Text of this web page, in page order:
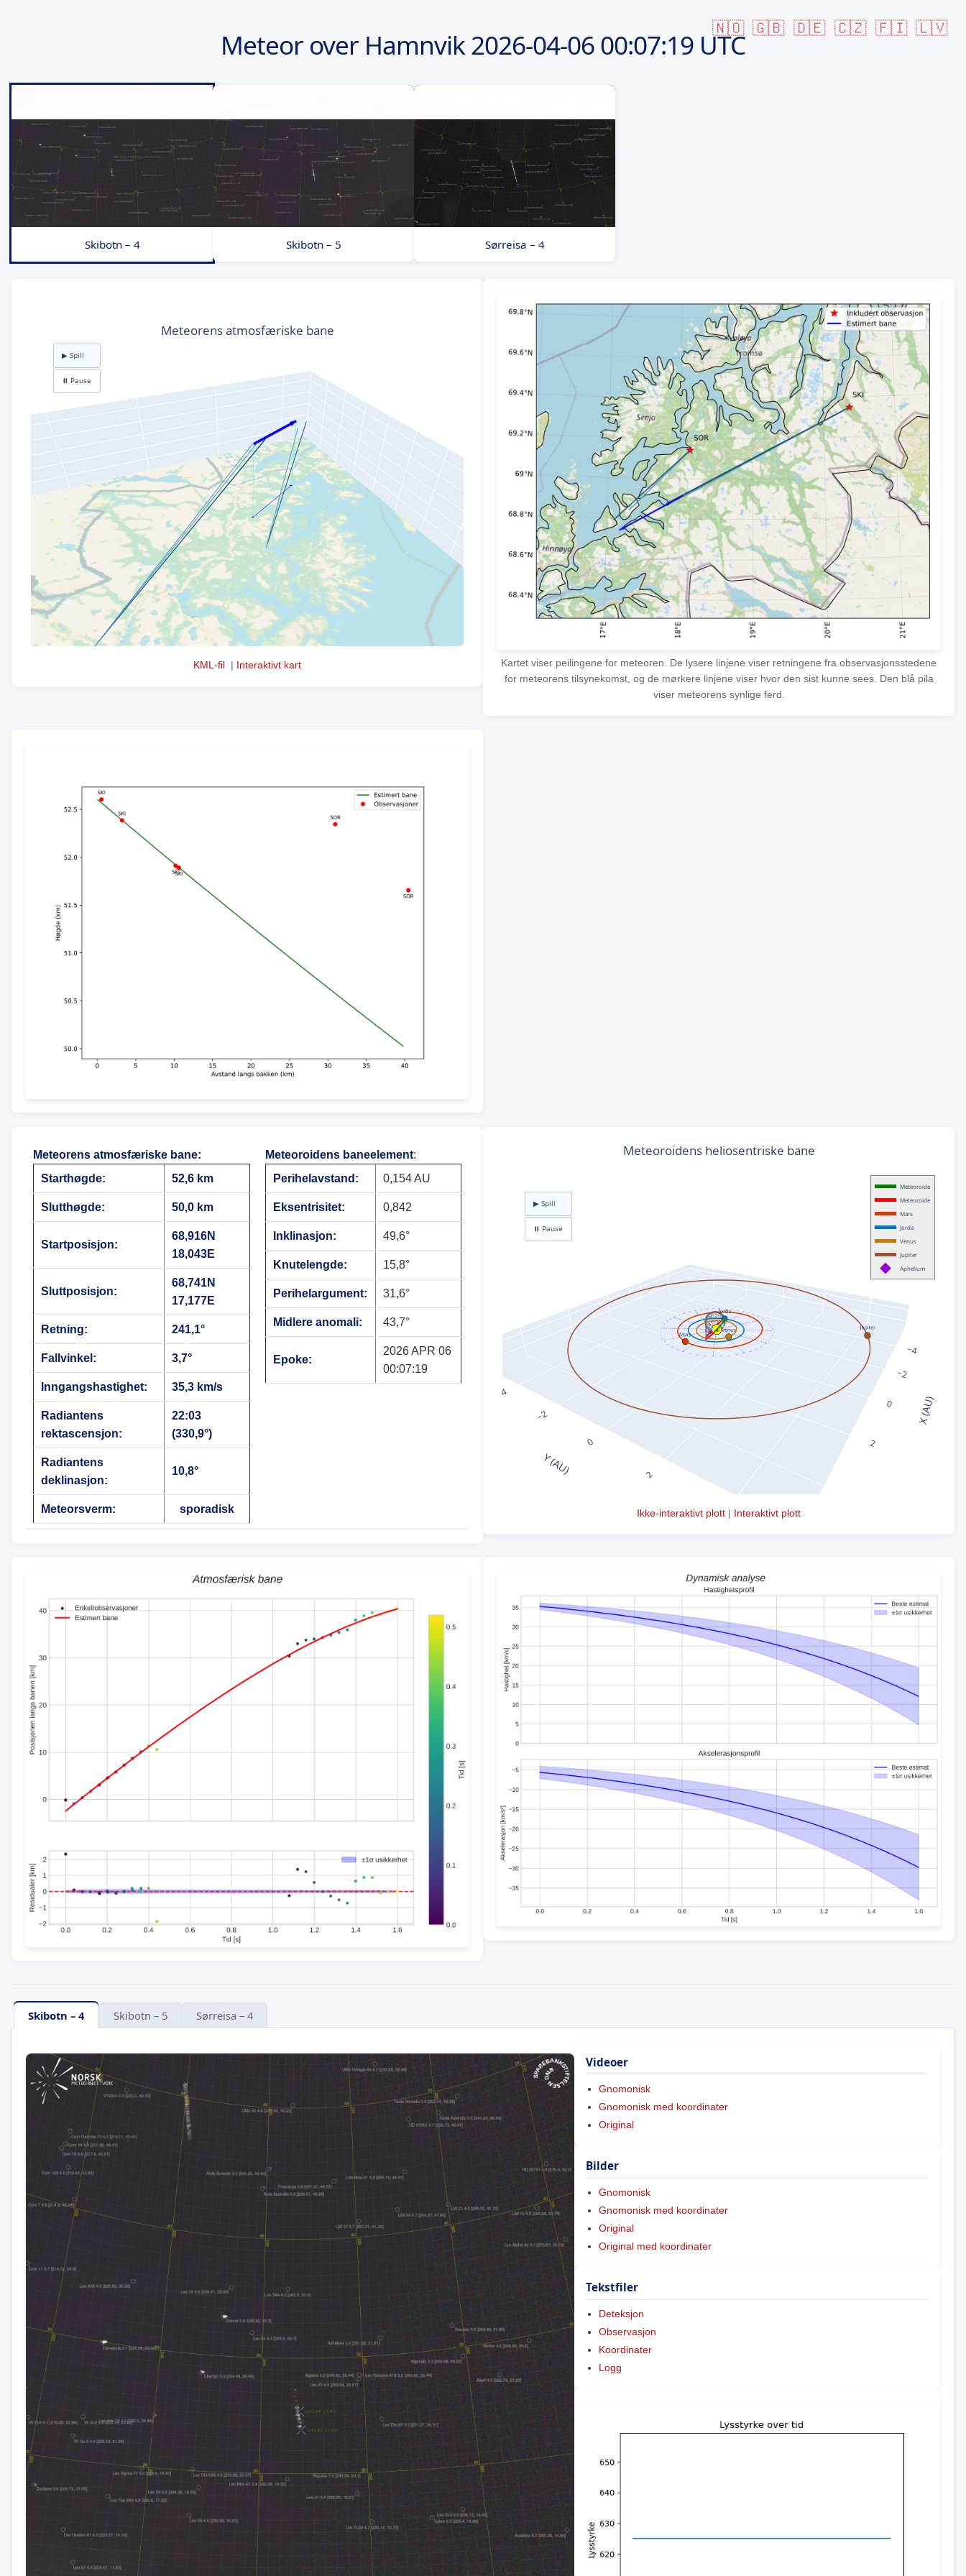
🇳🇴 🇬🇧 🇩🇪 🇨🇿 🇫🇮 🇱🇻
Meteor over Hamnvik2026-04-0600:07:19 UTC
Skibotn – 4 Skibotn – 5 Sørreisa – 4
KML-fil | Interaktivt kart
Kartet viser peilingene for meteoren. De lysere linjene viser retningene fra observasjonsstedene
for meteorens tilsynekomst, og de mørkere linjene viser hvor den sist kunne sees. Den blå pila
viser meteorens synlige ferd.
Meteorens atmosfæriske bane:
Starthøgde:
52,6 km
Slutthøgde: 50,0 km
Startposisjon:
68,916N
18,043E
Sluttposisjon:
68,741N
17,177E
Retning: 241,1°
Fallvinkel: 3,7°
Inngangshastighet: 35,3 km/s
Radiantens
rektascensjon:
22:03
(330,9°)
Radiantens
deklinasjon:
10,8°
Meteorsverm: sporadisk
Meteoroidens baneelement:
Perihelavstand:
0,154 AU
Eksentrisitet: 0,842
Inklinasjon: 49,6°
Knutelengde: 15,8°
Perihelargument: 31,6°
Midlere anomali: 43,7°
Epoke:
2026 APR 06
00:07:19
Ikke-interaktivt plott | Interaktivt plott
Skibotn – 4 Skibotn – 5 Sørreisa – 4
Videoer
Gnomonisk
Gnomonisk med koordinater
Original
Bilder
Gnomonisk
Gnomonisk med koordinater
Original
Original med koordinater
Tekstfiler
Deteksjon
Observasjon
Koordinater
Logg